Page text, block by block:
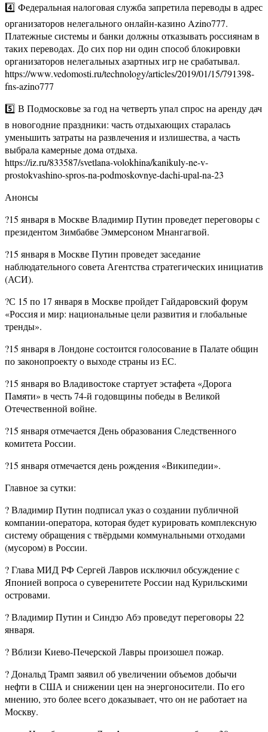
4️⃣ Федеральная налоговая служба запретила переводы в адрес
организаторов нелегального онлайн-казино Azino777.
Платежные системы и банки должны отказывать россиянам в
таких переводах. До сих пор ни один способ блокировки
организаторов нелегальных азартных игр не срабатывал.
https://www.vedomosti.ru/technology/articles/2019/01/15/791398-
fns-azino777
5️⃣ В Подмосковье за год на четверть упал спрос на аренду дач
в новогодние праздники: часть отдыхающих старалась
уменьшить затраты на развлечения и излишества, а часть
выбрала камерные дома отдыха.
https://iz.ru/833587/svetlana-volokhina/kanikuly-ne-v-
prostokvashino-spros-na-podmoskovnye-dachi-upal-na-23
Анонсы
?15 января в Москве Владимир Путин проведет переговоры с
президентом Зимбабве Эммерсоном Мнангагвой.
?15 января в Москве Путин проведет заседание
наблюдательного совета Агентства стратегических инициатив
(АСИ).
?С 15 по 17 января в Москве пройдет Гайдаровский форум
«Россия и мир: национальные цели развития и глобальные
тренды».
?15 января в Лондоне состоится голосование в Палате общин
по законопроекту о выходе страны из ЕС.
?15 января во Владивостоке стартует эстафета «Дорога
Памяти» в честь 74-й годовщины победы в Великой
Отечественной войне.
?15 января отмечается День образования Следственного
комитета России.
?15 января отмечается день рождения «Википедии».
Главное за сутки:
? Владимир Путин подписал указ о создании публичной
компании-оператора, которая будет курировать комплексную
систему обращения с твёрдыми коммунальными отходами
(мусором) в России.
? Глава МИД РФ Сергей Лавров исключил обсуждение с
Японией вопроса о суверенитете России над Курильскими
островами.
? Владимир Путин и Синдзо Абэ проведут переговоры 22
января.
? Вблизи Киево-Печерской Лавры произошел пожар.
? Дональд Трамп заявил об увеличении объемов добычи
нефти в США и снижении цен на энергоносители. По его
мнению, это более всего доказывает, что он не работает на
Москву.